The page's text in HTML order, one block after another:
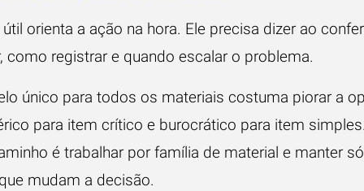
orienta a ação na hora. Ele precisa dizer ao
como registrar e quando escalar o problema.
único para todos os materiais costuma piorar a
para item crítico e burocrático para item
é trabalhar por família de material e manter
mudam a decisão.